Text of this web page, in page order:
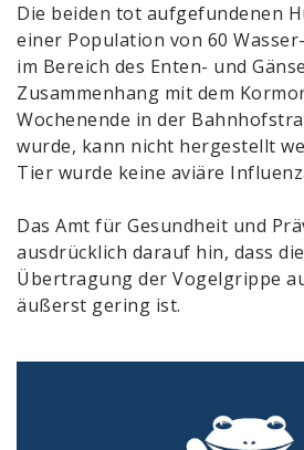
Die beiden tot aufgefundenen
einer Population von 60
im Bereich des Enten- und
Zusammenhang mit dem
Wochenende in der
wurde, kann nicht hergestellt
Tier wurde keine aviäre
Das Amt für Gesundheit und
ausdrücklich darauf hin, dass
Übertragung der Vogelgrippe
äußerst gering ist.